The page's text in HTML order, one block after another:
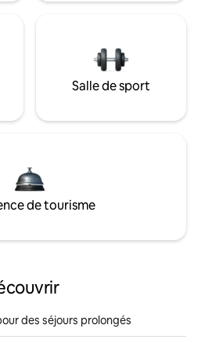
Salle de sport
de tourisme
des séjours prolongés